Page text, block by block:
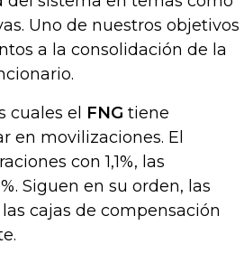
Uno de nuestros objetivos
a la consolidación de la
cuales el FNG tiene
en movilizaciones. El
con 1,1%, las
Siguen en su orden, las
cajas de compensación